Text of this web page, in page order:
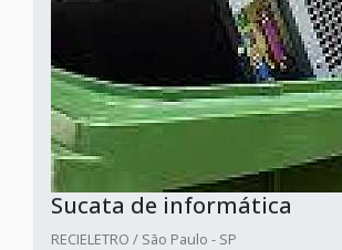
Sucata de informática
RECIELETRO / São Paulo - SP